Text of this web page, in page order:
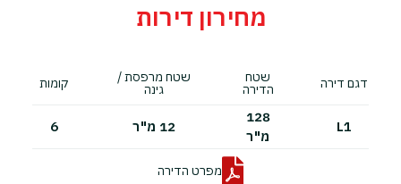
מחירון דירות
דגם דירה שטח
הדירה
שטח מרפסת /
גינה קומות
L1
128
מ"ר
12 מ"ר 6
מפרט הדירה